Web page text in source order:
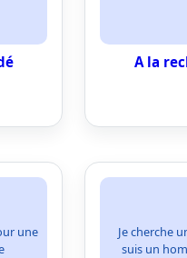
A la
une
Je cherche
suis un